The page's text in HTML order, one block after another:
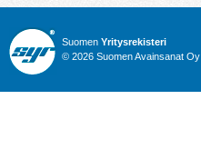
Suomen Yritysrekisteri
© 2026 Suomen Avainsanat Oy